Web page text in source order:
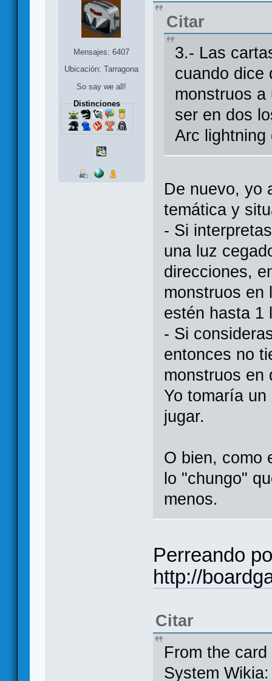
Mensajes: 6407
Ubicación: Tarragona
So say we all!
Distinciones
Citar
3.- Las
cuando dice
monstruos
ser en dos
Arc lightning
De nuevo, yo
temática y
- Si
una luz
direcciones,
monstruos en
estén hasta 1
- Si
entonces no
monstruos en
Yo tomaría
jugar.
O bien, como
lo "chungo"
menos.
Perreando
http://
Citar
From the
System Wikia